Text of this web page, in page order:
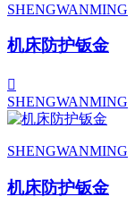
SHENGWANMING
机床防护钣金
SHENGWANMING
SHENGWANMING
机床防护钣金